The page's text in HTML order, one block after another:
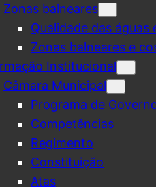
Zonas balneares
Qualidade das águas
Zonas balneares e
Institucional
Câmara Municipal
Programa de
Competências
Regimento
Constituição
Atas